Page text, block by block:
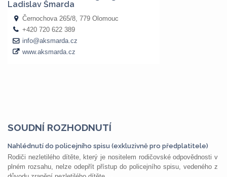
SOUDNÍ ROZHODNUTÍ
Nahlédnutí do policejního spisu (exkluzivně pro předplatitele)
Rodiči nezletilého dítěte, který je nositelem rodičovské odpovědnosti v
plném rozsahu, nelze odepřít přístup do policejního spisu, vedeného z